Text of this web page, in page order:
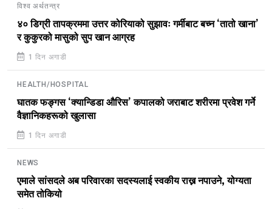
विश्व अर्थतन्त्र
४० डिग्री तापक्रममा उत्तर कोरियाको सुझावः गर्मीबाट बच्न ‘तातो खाना’
र कुकुरको मासुको सुप खान आग्रह
1 दिन अगाडी
HEALTH/HOSPITAL
घातक फङ्गस ‘क्यान्डिडा औरिस’ कपालको जराबाट शरीरमा प्रवेश गर्ने
वैज्ञानिकहरूको खुलासा
1 दिन अगाडी
NEWS
एमाले सांसदले अब परिवारका सदस्यलाई स्वकीय राख्न नपाउने, योग्यता
समेत तोकियो